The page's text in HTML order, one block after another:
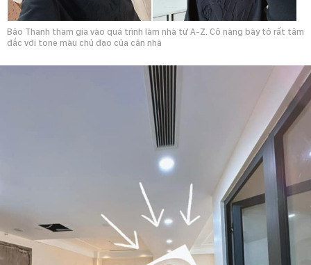
Bảo Thanh tham gia vào quá trình làm nhà từ A-Z. Cô nàng bày tỏ rất tâm
đắc với tone màu chủ đạo của căn nhà